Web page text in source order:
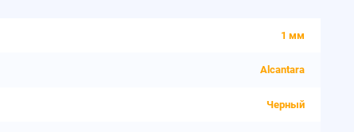
1 мм
Alcantara
Черный